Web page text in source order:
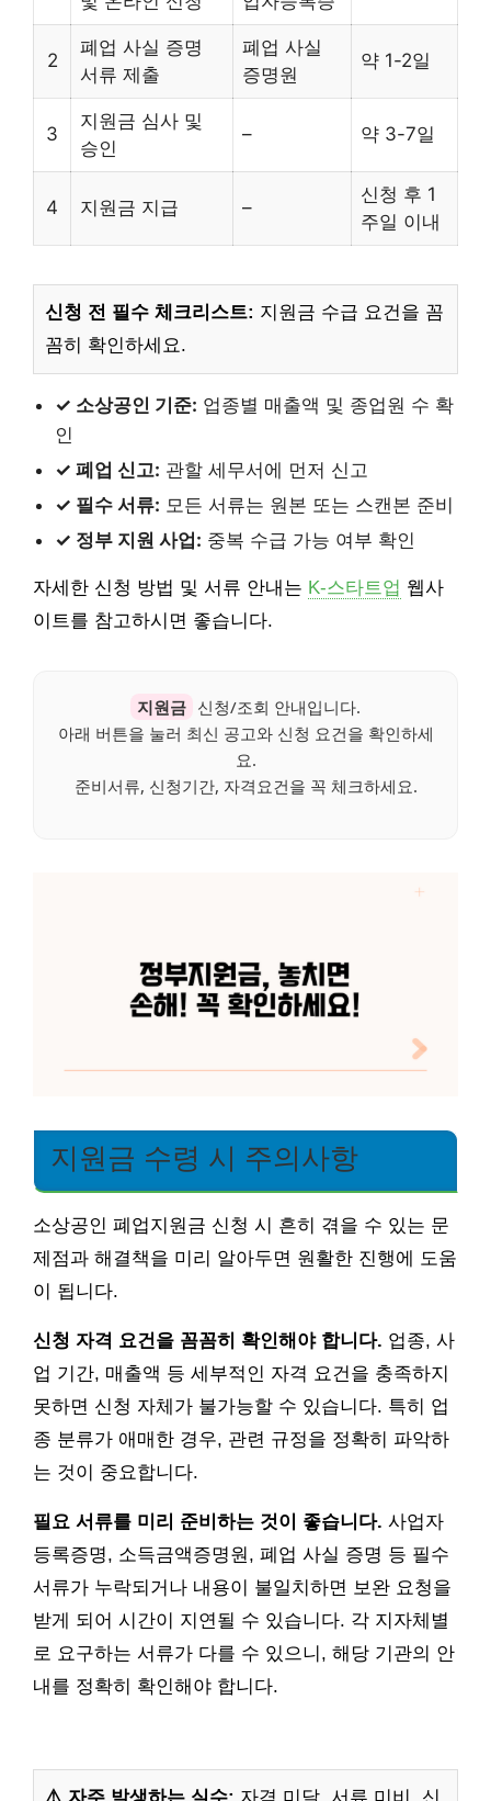
2
폐업 사실 증명
서류 제출
폐업 사실
증명원
약 1-2일
3
지원금 심사 및
승인
– 약 3-7일
4 지원금 지급 –
신청 후 1
주일 이내
신청 전 필수 체크리스트: 지원금 수급 요건을 꼼
꼼히 확인하세요.
✓ 소상공인 기준: 업종별 매출액 및 종업원 수 확
인
✓ 폐업 신고: 관할 세무서에 먼저 신고
✓ 필수 서류: 모든 서류는 원본 또는 스캔본 준비
✓ 정부 지원 사업: 중복 수급 가능 여부 확인
자세한 신청 방법 및 서류 안내는 K-스타트업 웹사
이트를 참고하시면 좋습니다.
지원금 신청/조회 안내입니다.
아래 버튼을 눌러 최신 공고와 신청 요건을 확인하세
요.
준비서류, 신청기간, 자격요건을 꼭 체크하세요.
지원금 수령 시 주의사항
소상공인 폐업지원금 신청 시 흔히 겪을 수 있는 문
제점과 해결책을 미리 알아두면 원활한 진행에 도움
이 됩니다.
신청 자격 요건을 꼼꼼히 확인해야 합니다. 업종, 사
업 기간, 매출액 등 세부적인 자격 요건을 충족하지
못하면 신청 자체가 불가능할 수 있습니다. 특히 업
종 분류가 애매한 경우, 관련 규정을 정확히 파악하
는 것이 중요합니다.
필요 서류를 미리 준비하는 것이 좋습니다. 사업자
등록증명, 소득금액증명원, 폐업 사실 증명 등 필수
서류가 누락되거나 내용이 불일치하면 보완 요청을
받게 되어 시간이 지연될 수 있습니다. 각 지자체별
로 요구하는 서류가 다를 수 있으니, 해당 기관의 안
내를 정확히 확인해야 합니다.